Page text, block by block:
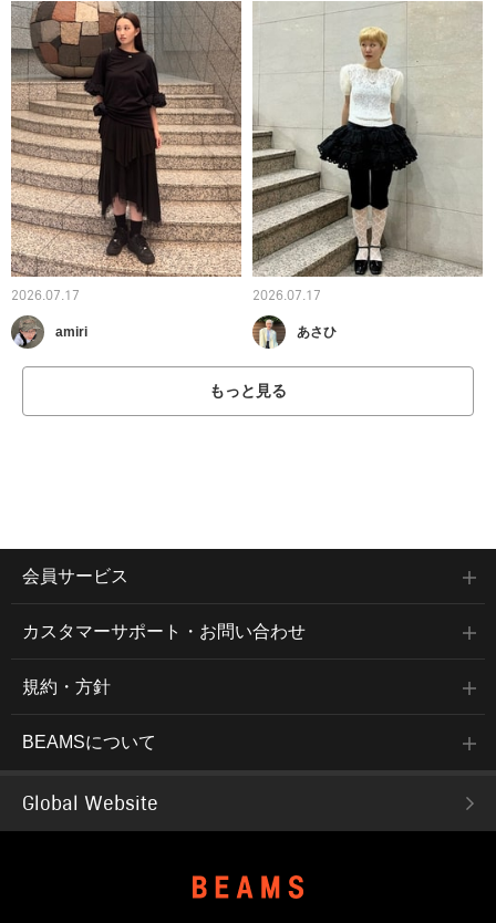
2026.07.17
amiri
2026.07.17
あさひ
もっと見る
会員サービス
カスタマーサポート・お問い合わせ
規約・方針
BEAMSについて
Global Website